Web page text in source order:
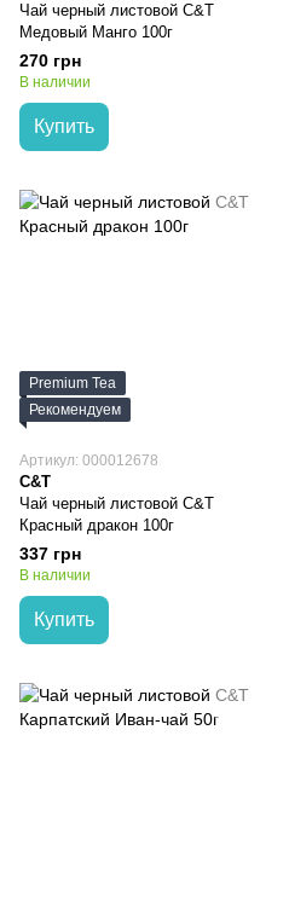
Чай черный листовой C&T
Медовый Манго 100г
270 грн
В наличии
Купить
Premium Tea
Рекомендуем
Артикул: 000012678
C&T
Чай черный листовой C&T
Красный дракон 100г
337 грн
В наличии
Купить